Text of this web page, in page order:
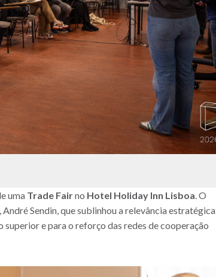
uma Trade Fairno Hotel Holiday Inn Lisboa. O
Sendin, que sublinhou a relevância estratégica
e para o reforço das redes de cooperação